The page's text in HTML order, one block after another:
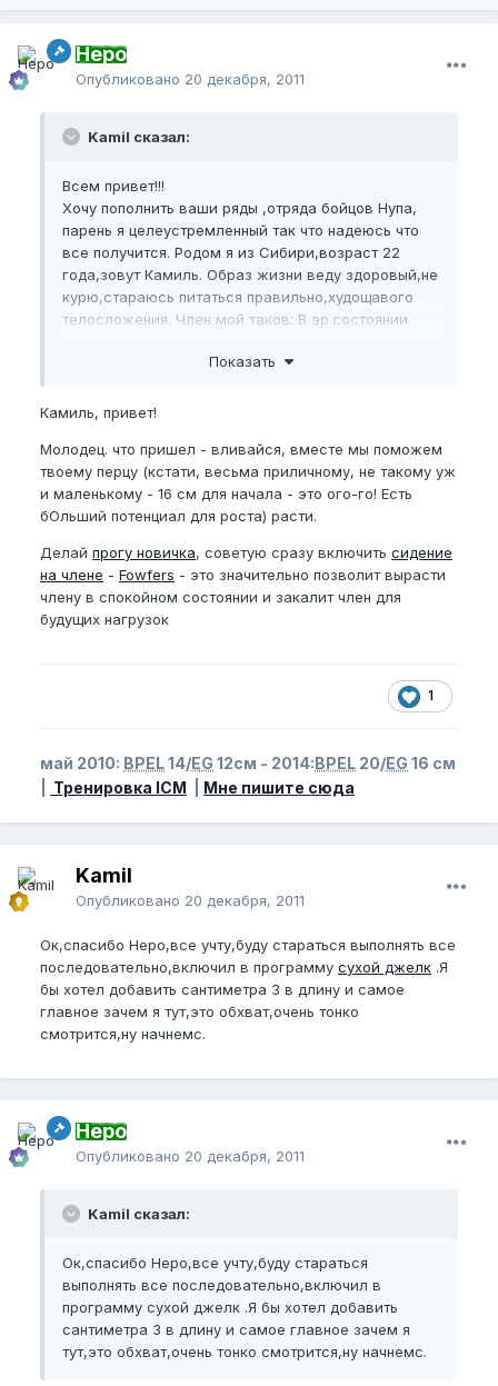
Неро
Опубликовано 20 декабря, 2011
Kamil сказал:
Всем привет!!!
Хочу пополнить ваши ряды ,отряда бойцов Нупа,
парень я целеустремленный так что надеюсь что
все получится. Родом я из Сибири,возраст 22
года,зовут Камиль. Образ жизни веду здоровый,не
курю,стараюсь питаться правильно,худощавого
телосложения. Член мой таков: В эр.состоянии
он прибывает в спокойном состоянии,он
на ваш форум наткнулся давно,много читал,вот
летаю в Америку удалось преобрести
клемпы,купил помпу там же,я почитал сколько
стоит заказать это всебаснословные деньги.
Программу новичка уже начал выполнять. Буду
дела помогать.Спасибо.
Показать
Камиль, привет!
Молодец. что пришел - вливайся, вместе мы поможем
твоему перцу (кстати, весьма приличному, не такому уж
и маленькому - 16 см для начала - это ого-го! Есть
бОльший потенциал для роста) расти.
Делай прогу новичка, советую сразу включить сидение
на члене - Fowfers - это значительно позволит вырасти
члену в спокойном состоянии и закалит член для
будущих нагрузок
1
май 2010: BPEL14/EG 12см - 2014:BPEL 20/EG 16 см
Тренировка ICM Мне пишите сюда
Kamil
Опубликовано 20 декабря, 2011
Ок,спасибо Неро,все учту,буду стараться выполнять все
последовательно,включил в программу сухой джелк .Я
бы хотел добавить сантиметра 3 в длину и самое
главное зачем я тут,это обхват,очень тонко
смотрится,ну начнемс.
Неро
Опубликовано 20 декабря, 2011
Kamil сказал:
Ок,спасибо Неро,все учту,буду стараться
выполнять все последовательно,включил в
программу сухой джелк .Я бы хотел добавить
сантиметра 3 в длину и самое главное зачем я
тут,это обхват,очень тонко смотрится,ну начнемс.